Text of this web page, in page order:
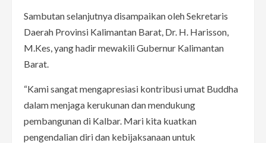
Sambutan selanjutnya disampaikan oleh Sekretaris
Daerah Provinsi Kalimantan Barat, Dr. H. Harisson,
M.Kes, yang hadir mewakili Gubernur Kalimantan
Barat.
“Kami sangat mengapresiasi kontribusi umat Buddha
dalam menjaga kerukunan dan mendukung
pembangunan di Kalbar. Mari kita kuatkan
pengendalian diri dan kebijaksanaan untuk